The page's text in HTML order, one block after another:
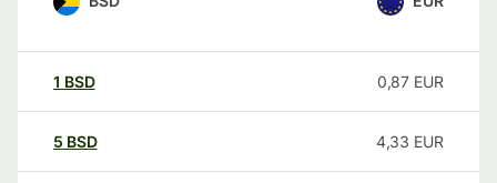
1 BSD 0,87 EUR
5 BSD 4,33 EUR